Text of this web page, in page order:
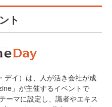
ト
デイ）は、人が活き会社が成
」が主催するイベントで
ーマに設定し、識者やエキス